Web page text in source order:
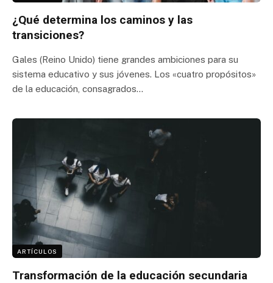
¿Qué determina los caminos y las
transiciones?
Gales (Reino Unido) tiene grandes ambiciones para su
sistema educativo y sus jóvenes. Los «cuatro propósitos»
de la educación, consagrados…
ARTÍCULOS
Transformación de la educación secundaria